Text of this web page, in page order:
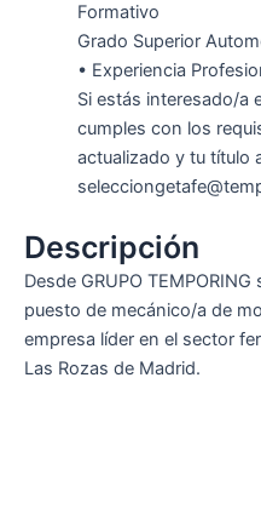
Formativo
Grado Superior
• Experiencia
Si estás interesado/a
cumples con los
actualizado y tu título
Descripción
Desde GRUPO
puesto de mecánico/a de
empresa líder en el sector
Las Rozas de Madrid.